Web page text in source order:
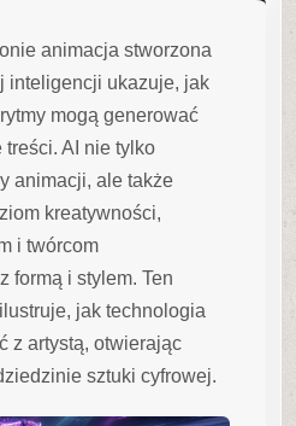
animacja stworzona
inteligencji ukazuje, jak
mogą generować
treści. AI nie tylko
animacji, ale także
kreatywności,
i twórcom
formą i stylem. Ten
jak technologia
z artystą, otwierając
sztuki cyfrowej.